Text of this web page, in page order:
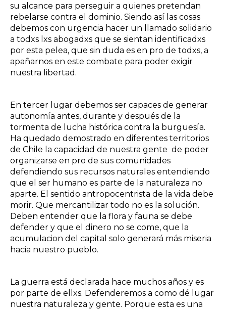
su alcance para perseguir a quienes pretendan
rebelarse contra el dominio. Siendo así las cosas
debemos con urgencia hacer un llamado solidario
a todxs lxs abogadxs que se sientan identificadxs
por esta pelea, que sin duda es en pro de todxs, a
apañarnos en este combate para poder exigir
nuestra libertad.
En tercer lugar debemos ser capaces de generar
autonomía antes, durante y después de la
tormenta de lucha histórica contra la burguesía.
Ha quedado demostrado en diferentes territorios
de Chile la capacidad de nuestra gente de poder
organizarse en pro de sus comunidades
defendiendo sus recursos naturales entendiendo
que el ser humano es parte de la naturaleza no
aparte. El sentido antropocentrista de la vida debe
morir. Que mercantilizar todo no es la solución.
Deben entender que la flora y fauna se debe
defender y que el dinero no se come, que la
acumulacion del capital solo generará más miseria
hacia nuestro pueblo.
La guerra está declarada hace muchos años y es
por parte de ellxs. Defenderemos a como dé lugar
nuestra naturaleza y gente. Porque esta es una